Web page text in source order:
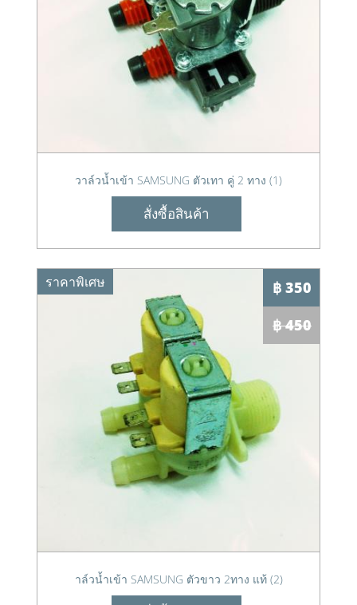
วาล์วน้ำเข้า SAMSUNG ตัวเทา คู่ 2 ทาง (1)
สั่งซื้อสินค้า
ราคาพิเศษ
฿ 450
฿ 350
าล์วน้ำเข้า SAMSUNG ตัวขาว 2ทาง แท้ (2)